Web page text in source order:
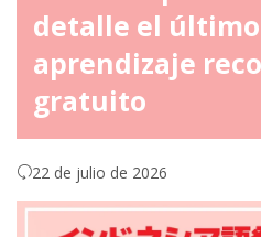
detalle el
aprendizaje
gratuito
22 de julio de 2026